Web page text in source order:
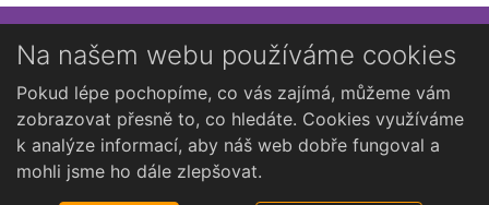
Přihlaste se k newsletteru
Chcete dostávat občasné novinky o Kutné Hoře?
Na našem webu používáme cookies
Pokud lépe pochopíme, co vás zajímá, můžeme vám
zobrazovat přesně to, co hledáte. Cookies využíváme
k analýze informací, aby náš web dobře fungoval a
mohli jsme ho dále zlepšovat.